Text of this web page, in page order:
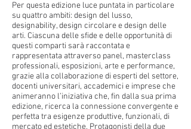
Per questa edizione luce puntata in particolare
su quattro ambiti: design del lusso,
designability, design circolare e design delle
arti. Ciascuna delle sfide e delle opportunità di
questi comparti sarà raccontata e
rappresentata attraverso panel, masterclass
professionali, esposizioni, arte e performance,
grazie alla collaborazione di esperti del settore,
docenti universitari, accademici e imprese che
animeranno l’iniziativa che, fin dalla sua prima
edizione, ricerca la connessione convergente e
perfetta tra esigenze produttive, funzionali, di
mercato ed estetiche. Protagonisti della due